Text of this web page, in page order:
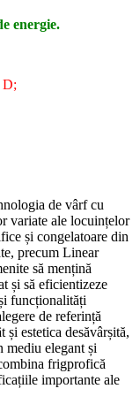
energie.
D;
de vârf cu
variate ale locuințelor
și congelatoare din
precum Linear
să mențină
și să eficientizeze
funcționalități
de referință
estetica desăvârșită,
mediu elegant și
frigprofică
importante ale